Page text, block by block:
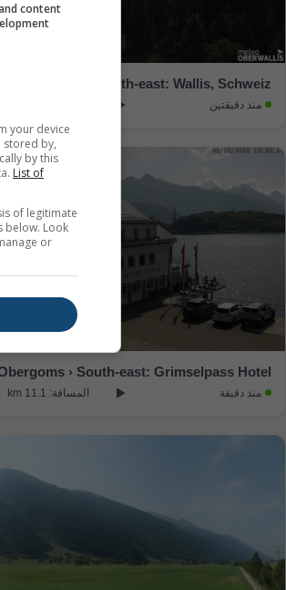
Blitzingen › North-east: Wallis, Schweiz
منذ دقيقتين
› South-east: Grimselpass Hotel
منذ دقيقة المسافة: 11.1 km
content
your device
stored by,
by this
List of
of legitimate
below. Look
or